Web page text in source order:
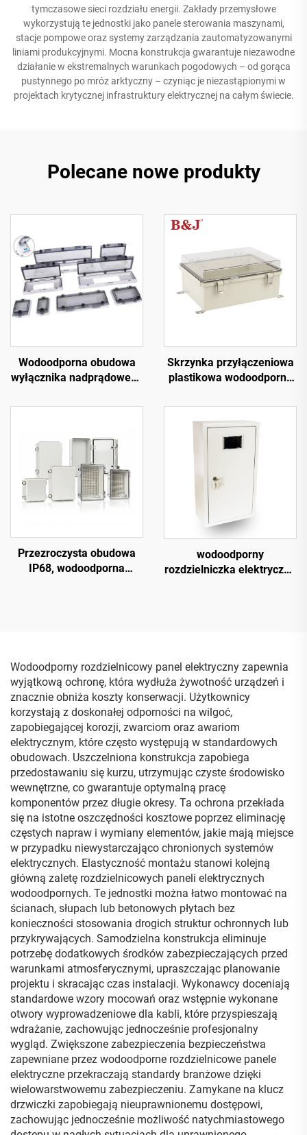
tymczasowe sieci rozdziału energii. Zakłady przemysłowe
wykorzystują te jednostki jako panele sterowania maszynami,
stacje pompowe oraz systemy zarządzania zautomatyzowanymi
liniami produkcyjnymi. Mocna konstrukcja gwarantuje niezawodne
działanie w ekstremalnych warunkach pogodowych – od gorąca
pustynnego po mróz arktyczny – czyniąc je niezastąpionymi w
projektach krytycznej infrastruktury elektrycznej na całym świecie.
Polecane nowe produkty
Wodoodporna obudowa
wyłącznika nadprądowego
IP67 przezroczyste okno
Skrzynka przyłączeniowa
plastikowa wodoodporna
nierdzewnej
Przezroczysta obudowa
IP68, wodoodporna
wodoodporny
rozdzielniczka elektryczna
Wodoodporny rozdzielnicowy panel elektryczny zapewnia
wyjątkową ochronę, która wydłuża żywotność urządzeń i
znacznie obniża koszty konserwacji. Użytkownicy
korzystają z doskonałej odporności na wilgoć,
zapobiegającej korozji, zwarciom oraz awariom
elektrycznym, które często występują w standardowych
obudowach. Uszczelniona konstrukcja zapobiega
przedostawaniu się kurzu, utrzymując czyste środowisko
wewnętrzne, co gwarantuje optymalną pracę
komponentów przez długie okresy. Ta ochrona przekłada
się na istotne oszczędności kosztowe poprzez eliminację
częstych napraw i wymiany elementów, jakie mają miejsce
w przypadku niewystarczająco chronionych systemów
elektrycznych. Elastyczność montażu stanowi kolejną
główną zaletę rozdzielnicowych paneli elektrycznych
wodoodpornych. Te jednostki można łatwo montować na
ścianach, słupach lub betonowych płytach bez
konieczności stosowania drogich struktur ochronnych lub
przykrywających. Samodzielna konstrukcja eliminuje
potrzebę dodatkowych środków zabezpieczających przed
warunkami atmosferycznymi, upraszczając planowanie
projektu i skracając czas instalacji. Wykonawcy doceniają
standardowe wzory mocowań oraz wstępnie wykonane
otwory wyprowadzeniowe dla kabli, które przyspieszają
wdrażanie, zachowując jednocześnie profesjonalny
wygląd. Zwiększone zabezpieczenia bezpieczeństwa
zapewniane przez wodoodporne rozdzielnicowe panele
elektryczne przekraczają standardy branżowe dzięki
wielowarstwowemu zabezpieczeniu. Zamykane na klucz
drzwiczki zapobiegają nieuprawnionemu dostępowi,
zachowując jednocześnie możliwość natychmiastowego